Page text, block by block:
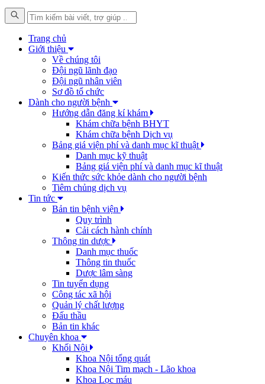
Trang chủ
Giới thiệu
Về chúng tôi
Đội ngũ lãnh đạo
Đội ngũ nhân viên
Sơ đồ tổ chức
Dành cho người bệnh
Hướng dẫn đăng kí khám
Khám chữa bệnh BHYT
Khám chữa bệnh Dịch vụ
Bảng giá viện phí và danh mục kĩ thuật
Danh mục kỹ thuật
Bảng giá viện phí và danh mục kĩ thuật
Kiến thức sức khỏe dành cho người bệnh
Tiêm chủng dịch vụ
Tin tức
Bản tin bệnh viện
Quy trình
Cải cách hành chính
Thông tin dược
Danh mục thuốc
Thông tin thuốc
Dược lâm sàng
Tin tuyển dụng
Công tác xã hội
Quản lý chất lượng
Đấu thầu
Bản tin khác
Chuyên khoa
Khối Nội
Khoa Nội tổng quát
Khoa Nội Tim mạch - Lão khoa
Khoa Lọc máu